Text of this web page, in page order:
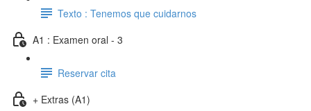
Texto : Tenemos que cuidarnos
A1 : Examen oral - 3
Reservar cita
+ Extras (A1)